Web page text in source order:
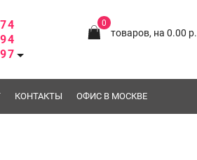
0
товаров, на 0.00 р.
КОНТАКТЫ ОФИС В МОСКВЕ